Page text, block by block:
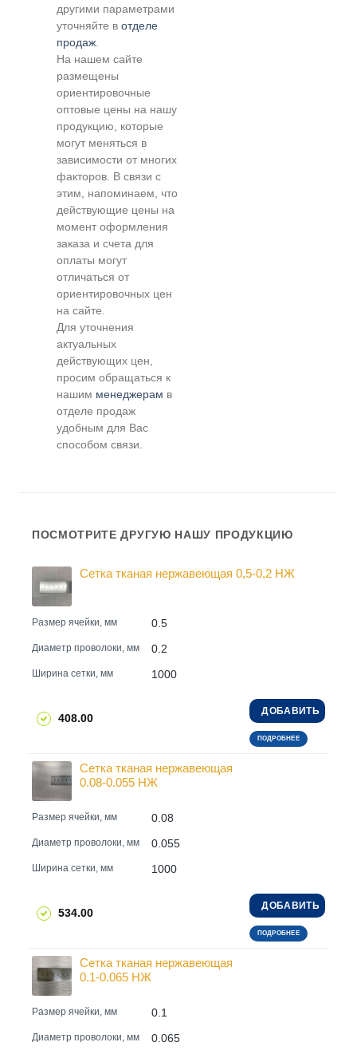
другими параметрами
уточняйте вотделе
продаж.
На нашем сайте
размещены
ориентировочные
оптовые цены на нашу
продукцию, которые
могут меняться в
зависимости от многих
факторов. В связи с
этим, напоминаем, что
действующие цены на
момент оформления
заказа и счета для
оплаты могут
отличаться от
ориентировочных цен
на сайте.
Для уточнения
актуальных
действующих цен,
просим обращаться к
нашим менеджерам в
отделе продаж
удобным для Вас
способом связи.
ПОСМОТРИТЕ ДРУГУЮ НАШУ ПРОДУКЦИЮ
Сетка тканая нержавеющая 0,5-0,2 НЖ
Размер ячейки, мм 0.5
Диаметр проволоки, мм 0.2
Ширина сетки, мм 1000
408.00
ДОБАВИТЬ
ПОДРОБНЕЕ
Сетка тканая нержавеющая
0.08-0.055 НЖ
Размер ячейки, мм 0.08
Диаметр проволоки, мм 0.055
Ширина сетки, мм 1000
534.00
ДОБАВИТЬ
ПОДРОБНЕЕ
Сетка тканая нержавеющая
0.1-0.065 НЖ
Размер ячейки, мм 0.1
Диаметр проволоки, мм 0.065